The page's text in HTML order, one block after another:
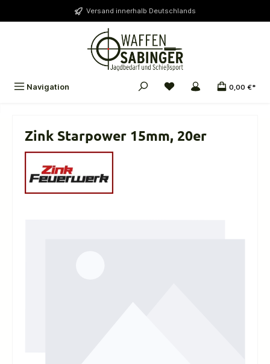
Versand innerhalb Deutschlands
Navigation 0,00 €*
Zink Starpower 15mm, 20er